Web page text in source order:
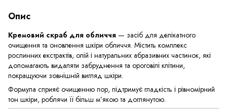
Опис
Кремовий скраб для обличчя — засіб для делікатного
очищення та оновлення шкіри обличчя. Містить комплекс
рослинних екстрактів, олій і натуральних абразивних частинок, які
допомагають видаляти забруднення та ороговілі клітини,
покращуючи зовнішній вигляд шкіри.
Формула сприяє очищенню пор, підтримує гладкість і рівномірний
тон шкіри, роблячи її більш м’якою та доглянутою.